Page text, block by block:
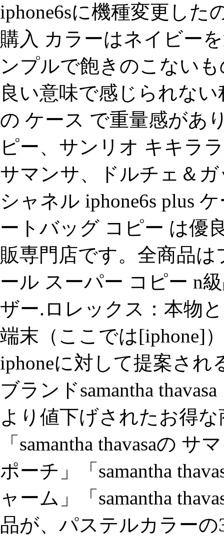
iphone6sに機種変更し
購入 カラーはネイビー
ンプルで飽きのこない
良い意味で感じられな
の ケース で重量感があ
ピー、サンリオ キキラ
サマンサ、ドルチェ＆
シャネル iphone6s plus
ートバッグ コピー は優
販専門店です。全商品
ール スーパー コピー n
ザー.ロレックス：本物
端末（ここでは[iphone]
iphoneに対して提案され
ブランドsamantha
より値下げされたお得
「samantha thavasaの
ポーチ」「samantha
ャーム」「samantha
品が、パステルカラー